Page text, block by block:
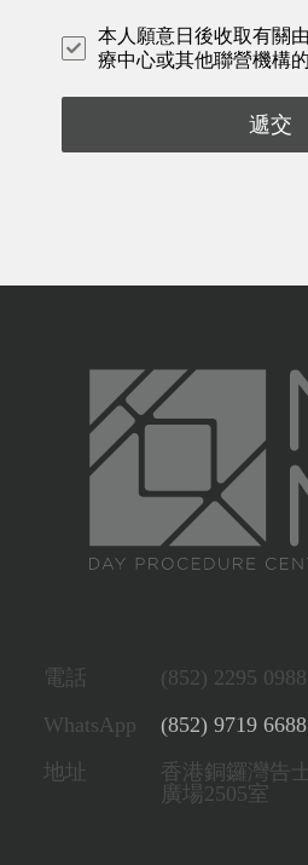
本人願意日後收取有關
療中心或其他聯營機構
遞交
電話
(852) 2295 0988
WhatsApp
(852) 9719 6688
地址
香港銅鑼灣告
廣場2505室